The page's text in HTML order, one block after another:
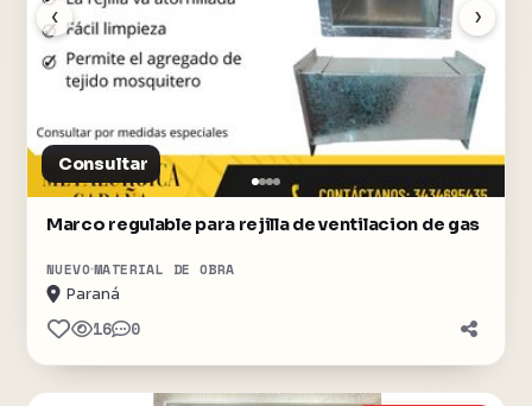
‹ ›
Consultar
Marco regulable para rejilla de ventilacion de gas
NUEVO MATERIAL DE OBRA
Paraná
16 0